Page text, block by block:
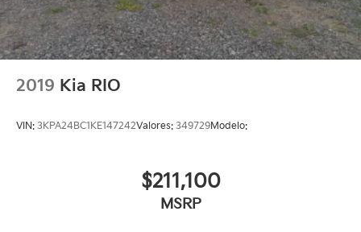
2019 Kia RIO
VIN: 3KPA24BC1KE147242Valores: 349729Modelo:
$211,100
MSRP